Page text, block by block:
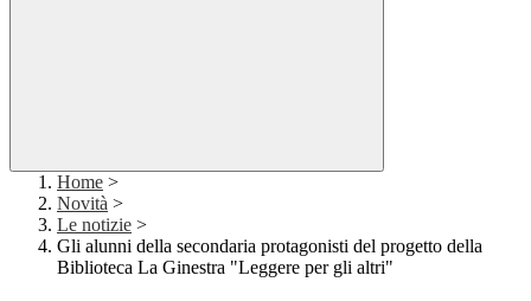
Home >
Novità >
Le notizie >
Gli alunni della secondaria protagonisti del progetto della
Biblioteca La Ginestra "Leggere per gli altri"